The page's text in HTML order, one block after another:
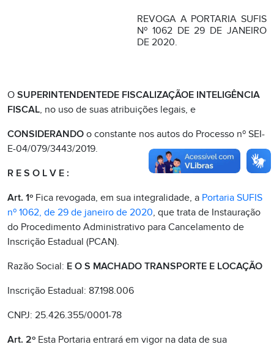
REVOGA A PORTARIA SUFIS
Nº 1062 DE 29 DE JANEIRO
DE 2020.
O SUPERINTENDENTEDE FISCALIZAÇÃOE INTELIGÊNCIA
FISCAL, no uso de suas atribuições legais, e
CONSIDERANDO o constante nos autos do Processo nº SEI-
E-04/079/3443/2019.
R E S O L V E :
Art. 1º Fica revogada, em sua integralidade, a Portaria SUFIS
nº 1062, de 29 de janeiro de 2020, que trata de Instauração
do Procedimento Administrativo para Cancelamento de
Inscrição Estadual (PCAN).
Razão Social: E O S MACHADO TRANSPORTE E LOCAÇÃO
Inscrição Estadual: 87.198.006
CNPJ: 25.426.355/0001-78
Art. 2º Esta Portaria entrará em vigor na data de sua